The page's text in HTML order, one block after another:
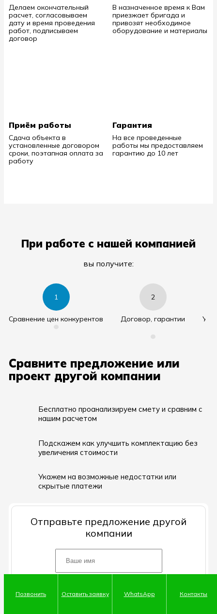
Делаем окончательный
расчет, согласовываем
дату и время проведения
работ, подписываем
договор
В назначенное время к Вам
приезжает бригада и
привозят необходимое
оборудование и материалы
Приём работы
Сдача объекта в
установленные договором
сроки, поэтапная оплата за
работу
Гарантия
На все проведенные
работы мы предоставляем
гарантию до 10 лет
При работе с нашей компанией
вы получите:
1
Cравнение цен конкурентов
•
2
Договор, гарантии
Сравните предложение или
проект другой компании
Бесплатно проанализируем смету и сравним с
нашим расчетом
Подскажем как улучшить комплектацию без
увеличения стоимости
Укажем на возможные недостатки или
скрытые платежи
Отправьте предложение другой
компании
Позвонить Оставить заявку WhatsApp Контакты